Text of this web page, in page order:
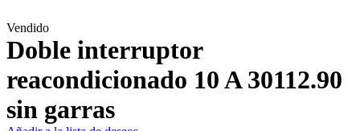
Vendido
Doble interruptor
reacondicionado 10 A 30112.90
sin garras